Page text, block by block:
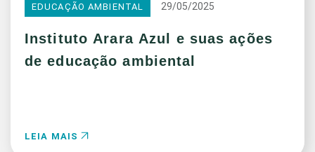
EDUCAÇÃO AMBIENTAL 29/05/2025
Instituto Arara Azul e suas ações
de educação ambiental
LEIA MAIS